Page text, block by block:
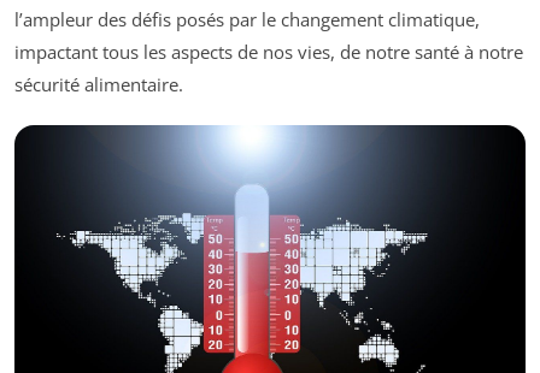
l’ampleur des défis posés par le changement climatique,
impactant tous les aspects de nos vies, de notre santé à notre
sécurité alimentaire.